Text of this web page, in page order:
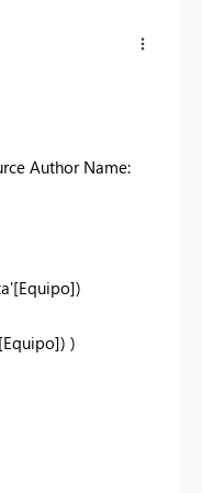
Author Name:
)